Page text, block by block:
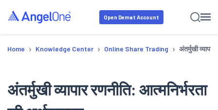
Open Demat Account
Home › Knowledge Center › Online Share Trading › अंतर्मुखी
अंतर्मुखी व्यापार रणनीति: आत्मनिर्भरता